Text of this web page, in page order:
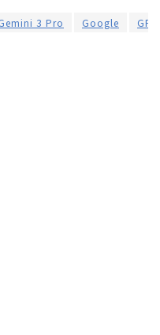
3 Pro Google GPT